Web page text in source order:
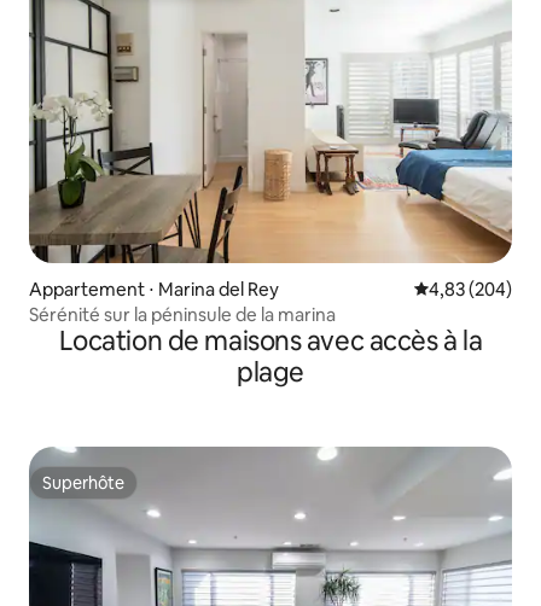
Appartement ⋅ Marina del Rey Évaluation
4,83 (204)
Sérénité sur la péninsule de la marina
Location de maisons avec accès à la
plage
Superhôte
Superhôte